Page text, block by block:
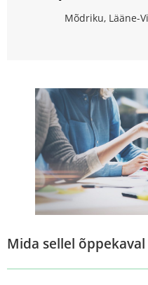
Mõdriku, Lääne-
Mida sellel